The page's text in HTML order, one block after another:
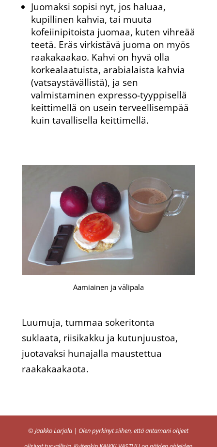
Juomaksi sopisi nyt, jos haluaa,
kupillinen kahvia, tai muuta
kofeiinipitoista juomaa, kuten vihreää
teetä. Eräs virkistävä juoma on myös
raakakaakao. Kahvi on hyvä olla
korkealaatuista, arabialaista kahvia
(vatsaystävällistä), ja sen
valmistaminen expresso-tyyppisellä
keittimellä on usein terveellisempää
kuin tavallisella keittimellä.
Aamiainen ja välipala
Luumuja, tummaa sokeritonta
suklaata, riisikakku ja kutunjuustoa,
juotavaksi hunajalla maustettua
raakakaakaota.
© Jaakko Larjola | Olen pyrkinyt siihen, että antamani ohjeet